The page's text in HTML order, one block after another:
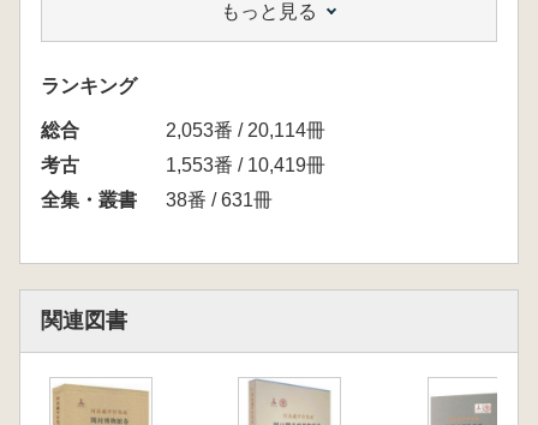
骨的契刻轨迹与完整形态。
片が収録されており、それぞれの甲骨について
六面からの高精細画像を用いて立体的に紹介し
ています。原貌の提示だけでなく、細部を拡大
書中では、統一された編目、寸法の計測、デ
ジタル撮影、摹本の作成、釈文・考釈といった
に担当しています。そのため、釈読および関連
情報の提示はより科学的かつ権威性を備え、甲
もっと見る
ランキング
総合
2,053番 / 20,114冊
考古
1,553番 / 10,419冊
全集・叢書
38番 / 631冊
関連図書